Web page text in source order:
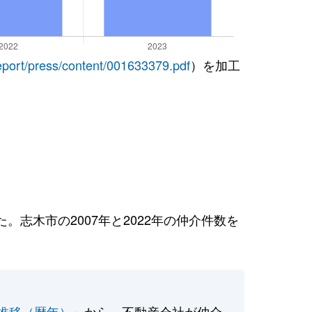
press/content/001633379.pdf）を加工
志木市の2007年と2022年の仲介件数を